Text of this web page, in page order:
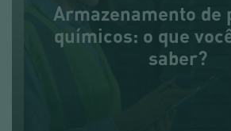
Armazenamento de
químicos: o que
saber?